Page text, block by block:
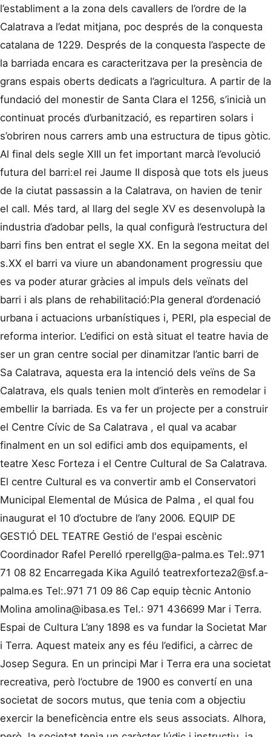
l’establiment a la zona dels cavallers de l’ordre de la
Calatrava a l’edat mitjana, poc després de la conquesta
catalana de 1229. Després de la conquesta l’aspecte de
la barriada encara es caracteritzava per la presència de
grans espais oberts dedicats a l’agricultura. A partir de la
fundació del monestir de Santa Clara el 1256, s’inicià un
continuat procés d’urbanització, es repartiren solars i
s’obriren nous carrers amb una estructura de tipus gòtic.
Al final dels segle XIII un fet important marcà l’evolució
futura del barri:el rei Jaume II disposà que tots els jueus
de la ciutat passassin a la Calatrava, on havien de tenir
el call. Més tard, al llarg del segle XV es desenvolupà la
industria d’adobar pells, la qual configurà l’estructura del
barri fins ben entrat el segle XX. En la segona meitat del
s.XX el barri va viure un abandonament progressiu que
es va poder aturar gràcies al impuls dels veïnats del
barri i als plans de rehabilitació:Pla general d’ordenació
urbana i actuacions urbanístiques i, PERI, pla especial de
reforma interior. L’edifici on està situat el teatre havia de
ser un gran centre social per dinamitzar l’antic barri de
Sa Calatrava, aquesta era la intenció dels veïns de Sa
Calatrava, els quals tenien molt d’interès en remodelar i
embellir la barriada. Es va fer un projecte per a construir
el Centre Cívic de Sa Calatrava , el qual va acabar
finalment en un sol edifici amb dos equipaments, el
teatre Xesc Forteza i el Centre Cultural de Sa Calatrava.
El centre Cultural es va convertir amb el Conservatori
Municipal Elemental de Música de Palma , el qual fou
inaugurat el 10 d’octubre de l’any 2006. EQUIP DE
GESTIÓ DEL TEATRE Gestió de l'espai escènic
Coordinador Rafel Perelló rperellg@a-palma.es Tel:.971
71 08 82 Encarregada Kika Aguiló teatrexforteza2@sf.a-
palma.es Tel:.971 71 09 86 Cap equip tècnic Antonio
Molina amolina@ibasa.es Tel.: 971 436699 Mar i Terra.
Espai de Cultura L’any 1898 es va fundar la Societat Mar
i Terra. Aquest mateix any es féu l’edifici, a càrrec de
Josep Segura. En un principi Mar i Terra era una societat
recreativa, però l’octubre de 1900 es convertí en una
societat de socors mutus, que tenia com a objectiu
exercir la beneficència entre els seus associats. Alhora,